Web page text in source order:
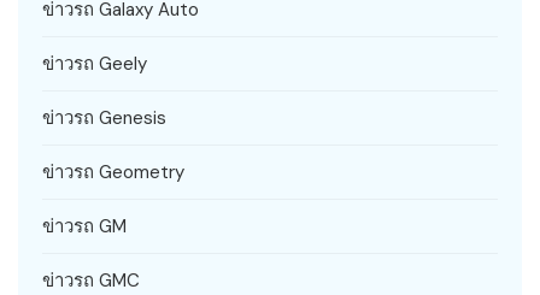
ข่าวรถ Galaxy Auto
ข่าวรถ Geely
ข่าวรถ Genesis
ข่าวรถ Geometry
ข่าวรถ GM
ข่าวรถ GMC